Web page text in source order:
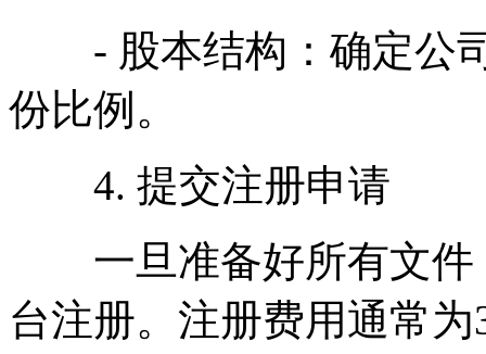
- 股本结构：确定公司
份比例。
4. 提交注册申请
一旦准备好所有文件
台注册。注册费用通常